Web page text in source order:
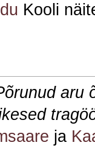
Kooli
aru
ja